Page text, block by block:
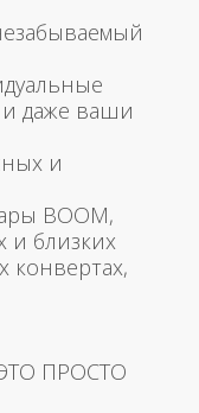
даже ваши
и
BOOM,
и близких
конвертах,
ПРОСТО